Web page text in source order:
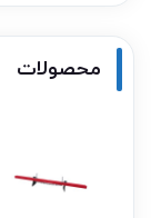
محصولات